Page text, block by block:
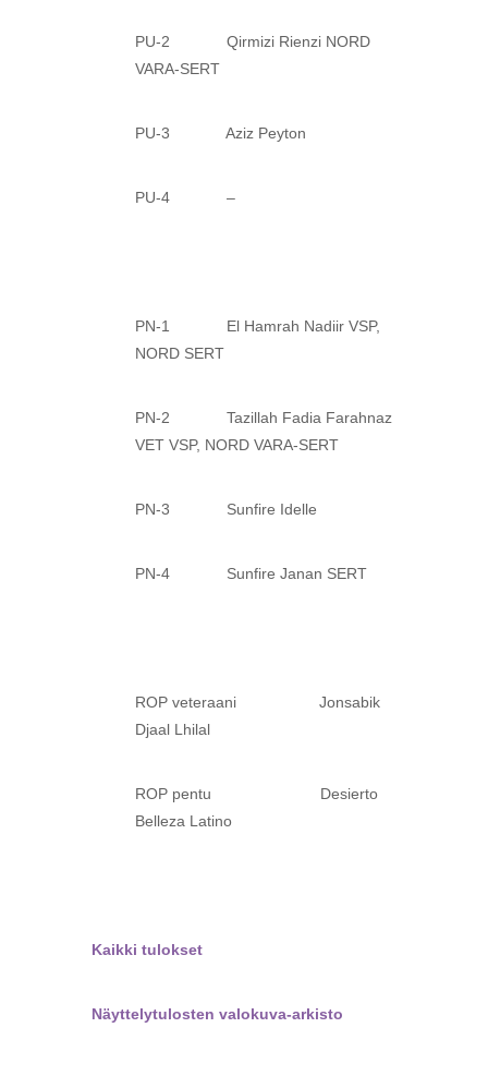
PU-2 Qirmizi Rienzi NORD
VARA-SERT
PU-3 Aziz Peyton
PU-4 –
PN-1 El Hamrah Nadiir VSP,
NORD SERT
PN-2 Tazillah Fadia Farahnaz
VET VSP, NORD VARA-SERT
PN-3 Sunfire Idelle
PN-4 Sunfire Janan SERT
ROP veteraani Jonsabik
Djaal Lhilal
ROP pentu Desierto
Belleza Latino
Kaikki tulokset
Näyttelytulosten valokuva-arkisto